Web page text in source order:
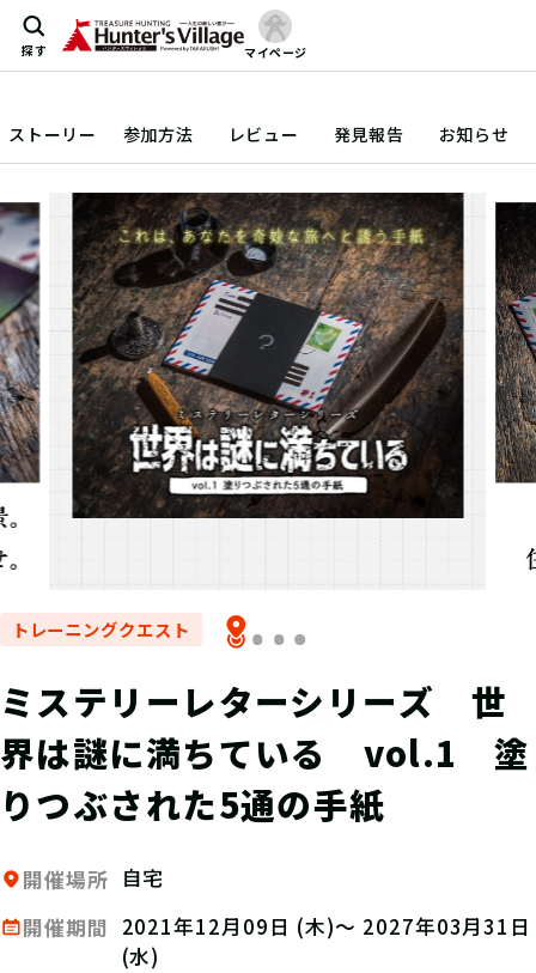
探す マイページ
ストーリー 参加方法 レビュー 発見報告 お知らせ
トレーニングクエスト
ミステリーレターシリーズ 世
界は謎に満ちている vol.1 塗
りつぶされた5通の手紙
開催場所 自宅
開催期間
2021年12月09日 (木)～ 2027年03月31日
(水)